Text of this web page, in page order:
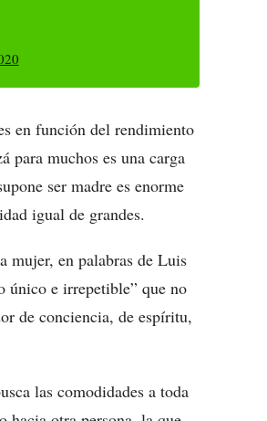
en función del rendimiento
para muchos es una carga
ser madre es enorme
igual de grandes.
mujer, en palabras de Luis
único e irrepetible” que no
de conciencia, de espíritu,
las comodidades a toda